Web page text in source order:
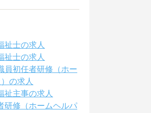
祉士の求人
祉士の求人
員初任者研修（ホー
の求人
祉主事の求人
研修（ホームヘルパ